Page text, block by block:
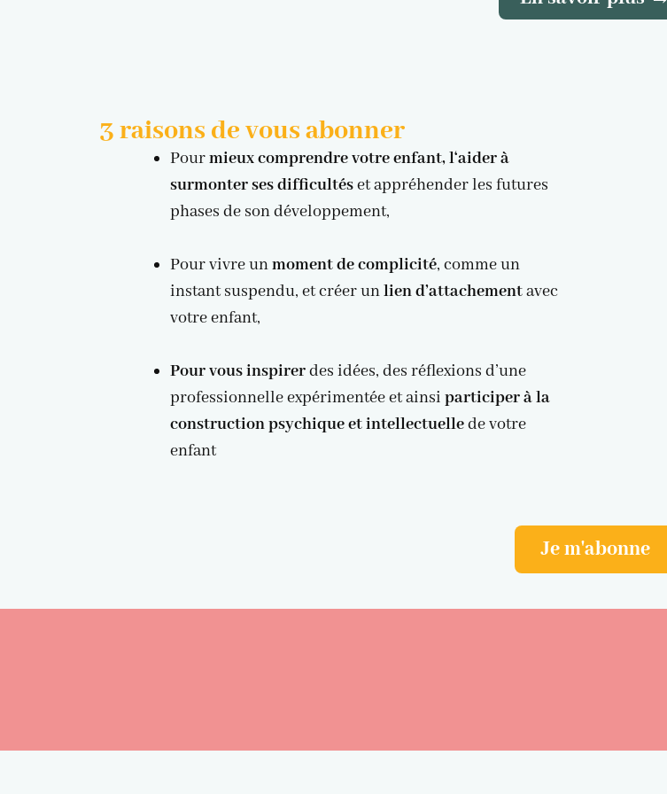
3 raisons de vous abonner
Pourmieux comprendre votre enfant, l‘aider à
surmonter ses difficultéset appréhender les futures
phases de son développement,
Pour vivre unmoment de complicité, comme un
instant suspendu, et créer unlien d’attachementavec
votre enfant,
Pour vous inspirerdes idées, des réflexions d’une
professionnelle expérimentée et ainsi participer à la
construction psychique et intellectuellede votre
enfant
Je m'abonne